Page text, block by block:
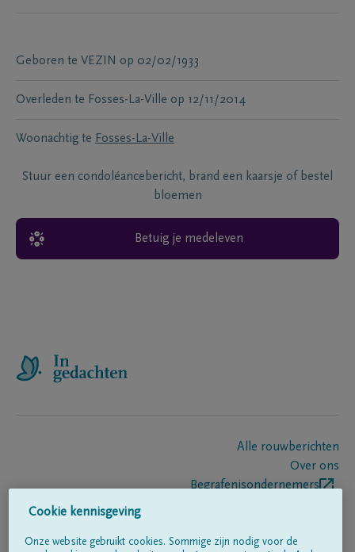
Geboren te VEZIN op 02/02/1933
Overleden te Fosses-La-Ville op 12/11/2014
Woonachtig te Fosses-La-Ville
Stuur een condoléancebericht, brand een kaarsje of bestel
bloemen
Betuig je medeleven
Alle rouwberichten
Over ons
Begrafenisondernemers
Cookie kennisgeving
Onze website gebruikt cookies. Sommige zijn nodig voor de